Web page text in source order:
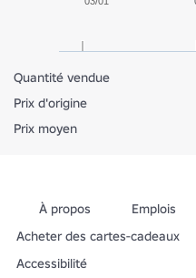
Quantité vendue
Prix d'origine
Prix moyen
À propos Emplois
Acheter des cartes-cadeaux
Accessibilité